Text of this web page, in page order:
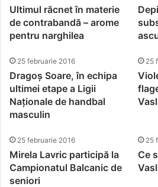
Ultimul răcnet în materie
de contrabandă – arome
pentru narghilea
25 februarie 2016
Dragoș Soare, în echipa
ultimei etape a Ligii
Naționale de handbal
masculin
25
25 februarie 2016
Mirela Lavric participă la
Campionatul Balcanic de
seniori
25
Ce